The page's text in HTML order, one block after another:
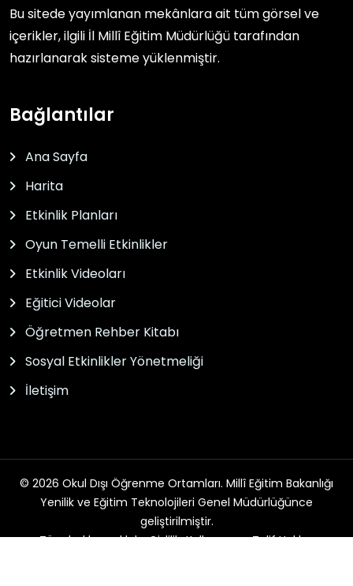
Bu sitede yayımlanan mekânlara ait tüm görsel ve
içerikler, ilgili İl Millî Eğitim Müdürlüğü tarafından
hazırlanarak sisteme yüklenmiştir.
Bağlantılar
Ana Sayfa
Harita
Etkinlik Planları
Oyun Temelli Etkinlikler
Etkinlik Videoları
Eğitici Videolar
Öğretmen Rehber Kitabı
Sosyal Etkinlikler Yönetmeliği
İletişim
© 2026 Okul Dışı Öğrenme Ortamları. Millî Eğitim Bakanlığı
Yenilik ve Eğitim Teknolojileri Genel Müdürlüğünce
geliştirilmiştir.
Tüm hakları saklıdır. Gizlilik, Kullanım ve Telif Hakları